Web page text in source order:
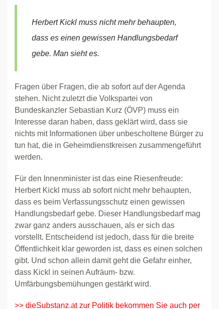
Herbert Kickl muss nicht mehr behaupten,
dass es einen gewissen Handlungsbedarf
gebe. Man sieht es.
Fragen über Fragen, die ab sofort auf der Agenda
stehen. Nicht zuletzt die Volkspartei von
Bundeskanzler Sebastian Kurz (ÖVP) muss ein
Interesse daran haben, dass geklärt wird, dass sie
nichts mit Informationen über unbescholtene Bürger zu
tun hat, die in Geheimdienstkreisen zusammengeführt
werden.
Für den Innenminister ist das eine Riesenfreude:
Herbert Kickl muss ab sofort nicht mehr behaupten,
dass es beim Verfassungsschutz einen gewissen
Handlungsbedarf gebe. Dieser Handlungsbedarf mag
zwar ganz anders ausschauen, als er sich das
vorstellt. Entscheidend ist jedoch, dass für die breite
Öffentlichkeit klar geworden ist, dass es einen solchen
gibt. Und schon allein damit geht die Gefahr einher,
dass Kickl in seinen Aufräum- bzw.
Umfärbungsbemühungen gestärkt wird.
>> dieSubstanz.at zur Politik bekommen Sie auch per